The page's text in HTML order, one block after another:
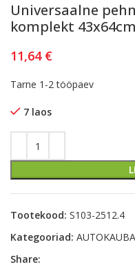
Universaalne
komplekt
11,64 €
Tarne 1-2 tööpaev
7 laos
Tootekood: S103-2512.4
Kategooriad:
Share: